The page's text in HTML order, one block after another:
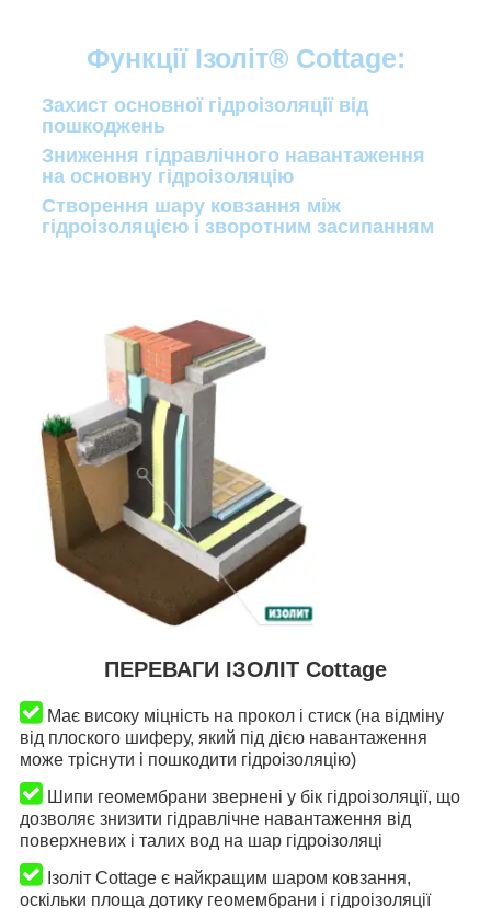
Функції Ізоліт® Cottage:
Захист основної гідроізоляції від
пошкоджень
Зниження гідравлічного навантаження
на основну гідроізоляцію
Створення шару ковзання між
гідроізоляцією і зворотним засипанням
ПЕРЕВАГИ ІЗОЛІТ Cottage
Має високу міцність на прокол і стиск (на відміну
від плоского шиферу, який під дією навантаження
може тріснути і пошкодити гідроізоляцію)
Ш ипи геомембрани звернені у бік гідроізоляції, що
дозволяє знизити гідравлічне навантаження від
поверхневих і талих вод на шар гідроізоляці
Ізоліт Cottage є найкращим шаром ковзання,
оскільки площа дотику геомембрани і гідроізоляції